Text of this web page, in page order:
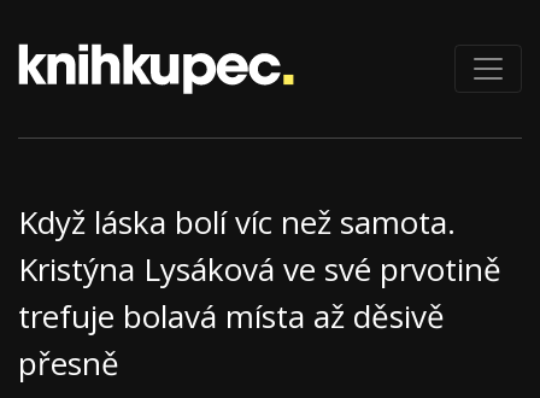
Když láska bolí víc než samota.
Kristýna Lysáková ve své prvotině
trefuje bolavá místa až děsivě
přesně